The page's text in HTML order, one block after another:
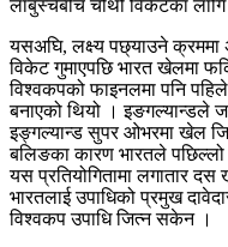
लाबुस्चेबीच चौथो विकेटका
यसअघि, लक्ष्य पछ्याउने क्रममा
विकेट गुमाएपछि भारत खेलमा
विश्वकपको फाइनलमा पनि
बनाएको थियो । इङगल्यान्डले
इङ्गल्यान्ड सुपर ओभरमा खेल
बलिङका कारण भारतले
यस प्रतियोगितामा लगातार
भारतलाई उपाधिको प्रमुख
विश्वकप उपाधि जित्न सकेन ।